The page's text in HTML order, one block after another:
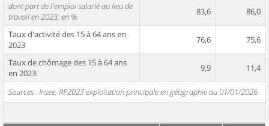
dont part de l'emploi salarié au lieu de
travail en 2023, en %
83,6 86,0
Taux d'activité des 15 à 64 ans en
2023
76,6 75,6
Taux de chômage des 15 à 64 ans
en 2023
9,9 11,4
Sources : Insee, RP2023 exploitation principale en géographie au 01/01/2026